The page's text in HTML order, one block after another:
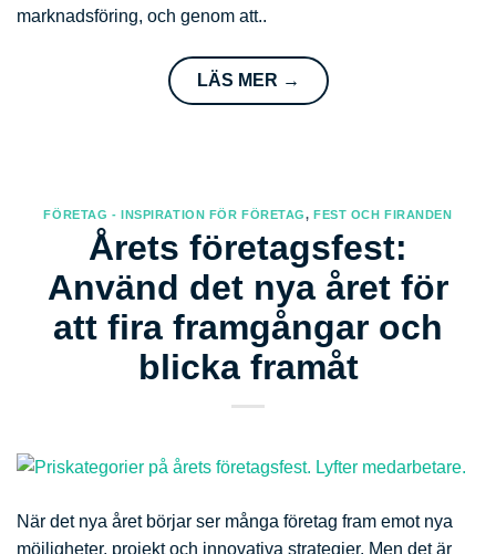
marknadsföring, och genom att..
LÄS MER →
FÖRETAG - INSPIRATION FÖR FÖRETAG, FEST OCH FIRANDEN
Årets företagsfest:
Använd det nya året för
att fira framgångar och
blicka framåt
När det nya året börjar ser många företag fram emot nya
möjligheter, projekt och innovativa strategier. Men det är